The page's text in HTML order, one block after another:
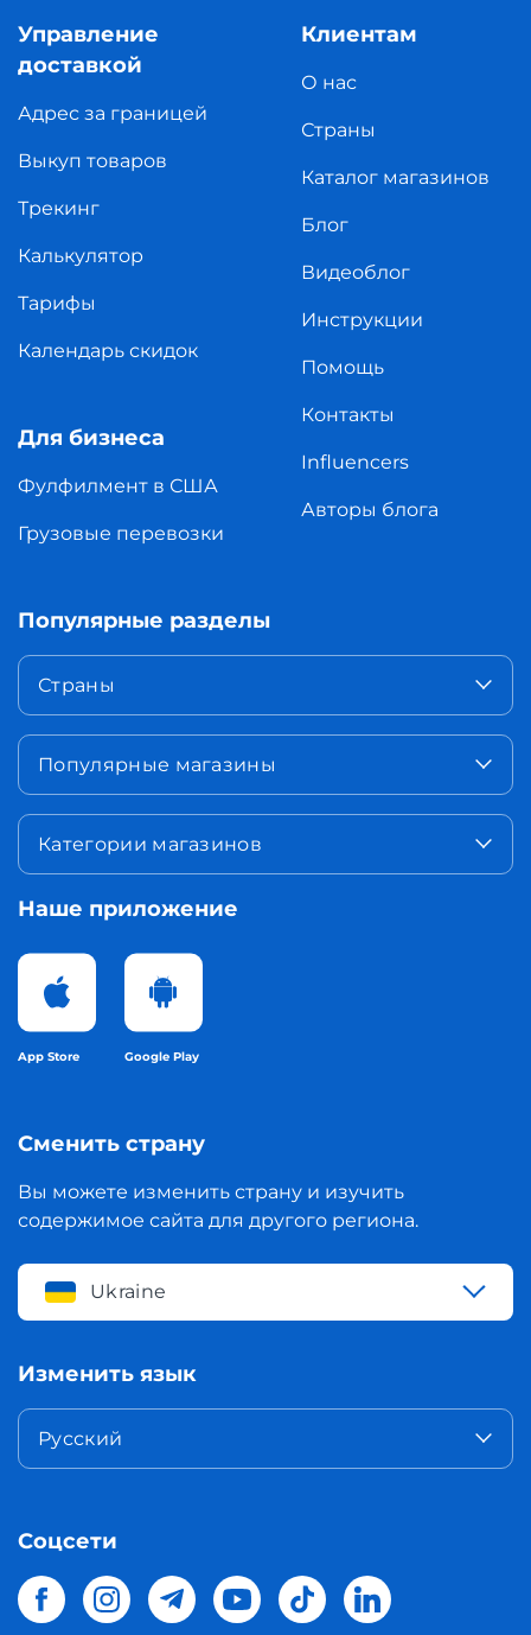
Управление
доставкой
Адрес за границей
Выкуп товаров
Трекинг
Калькулятор
Тарифы
Календарь скидок
Для бизнеса
Фулфилмент в США
Грузовые перевозки
Клиентам
О нас
Страны
Каталог магазинов
Блог
Видеоблог
Инструкции
Помощь
Контакты
Influencers
Авторы блога
Популярные разделы
Страны
Популярные магазины
Категории магазинов
Наше приложение
App Store Google Play
Сменить страну
Вы можете изменить страну и изучить
содержимое сайта для другого региона.
Ukraine
Изменить язык
Русский
Соцсети